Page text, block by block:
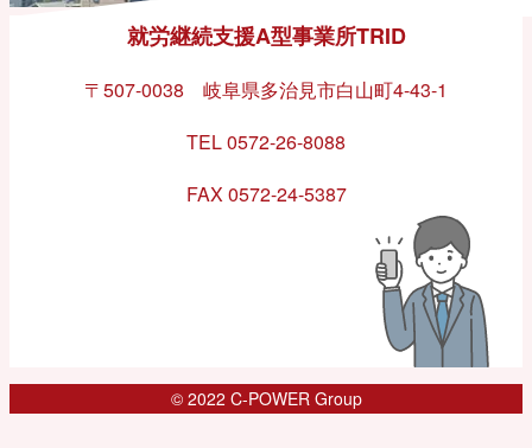
就労継続支援A型事業所TRID
〒507-0038 岐阜県多治見市白山町4-43-1
TEL 0572-26-8088
FAX 0572-24-5387
© 2022 C-POWER Group